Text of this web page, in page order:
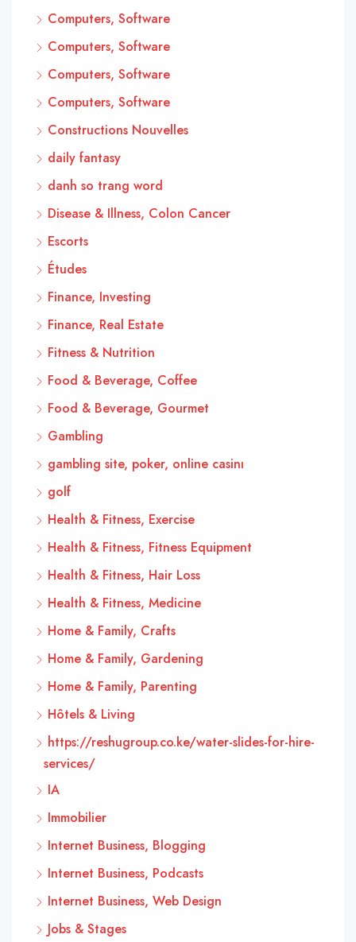
Computers, Software
Computers, Software
Computers, Software
Computers, Software
Constructions Nouvelles
daily fantasy
danh so trang word
Disease & Illness, Colon Cancer
Escorts
Études
Finance, Investing
Finance, Real Estate
Fitness & Nutrition
Food & Beverage, Coffee
Food & Beverage, Gourmet
Gambling
gambling site, poker, online casinı
golf
Health & Fitness, Exercise
Health & Fitness, Fitness Equipment
Health & Fitness, Hair Loss
Health & Fitness, Medicine
Home & Family, Crafts
Home & Family, Gardening
Home & Family, Parenting
Hôtels & Living
https://reshugroup.co.ke/water-slides-for-hire-
services/
IA
Immobilier
Internet Business, Blogging
Internet Business, Podcasts
Internet Business, Web Design
Jobs & Stages